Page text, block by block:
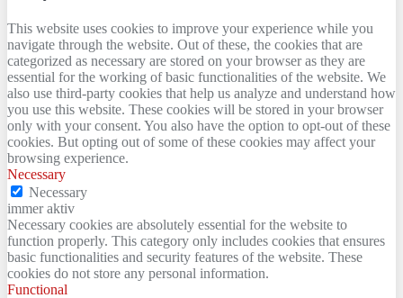
This website uses cookies to improve your experience while you
navigate through the website. Out of these, the cookies that are
categorized as necessary are stored on your browser as they are
essential for the working of basic functionalities of the website. We
also use third-party cookies that help us analyze and understand how
you use this website. These cookies will be stored in your browser
only with your consent. You also have the option to opt-out of these
cookies. But opting out of some of these cookies may affect your
browsing experience.
Necessary
Necessary
immer aktiv
Necessary cookies are absolutely essential for the website to
function properly. This category only includes cookies that ensures
basic functionalities and security features of the website. These
cookies do not store any personal information.
Functional